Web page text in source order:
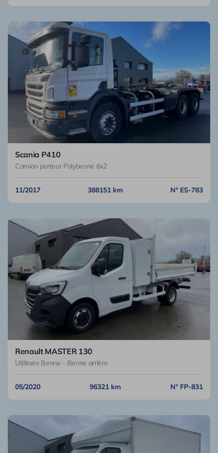
Scania P410
Camion porteur Polybenne 6x2
11/2017 388151 km N° ES-783
Renault MASTER 130
Utilitaire Benne - Benne arrière
05/2020 96321 km N° FP-831